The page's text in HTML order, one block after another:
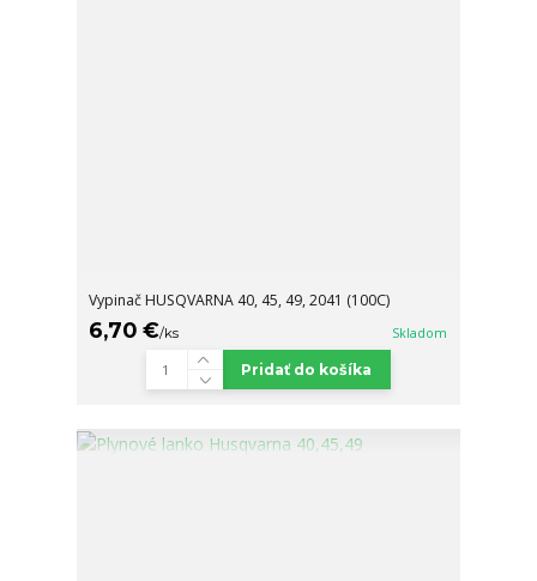
Vypinač HUSQVARNA 40, 45, 49, 2041 (100C)
6,70 €/ks Skladom
Pridať do košíka